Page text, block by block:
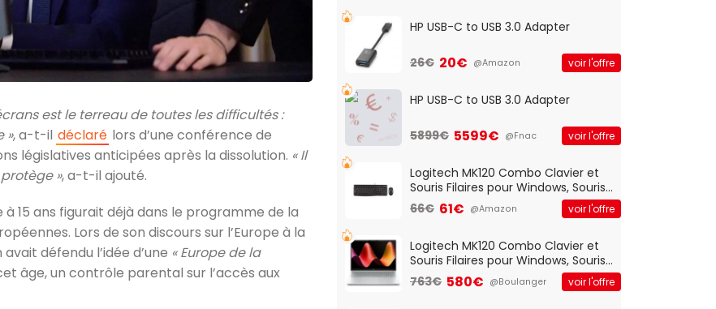
est le terreau de toutes les difficultés :
», a-t-il déclaré lors d’une conférence de
législatives anticipées après la dissolution. « Il
», a-t-il ajouté.
15 ans figurait déjà dans le programme de la
Lors de son discours sur l’Europe à la
défendu l’idée d’une « Europe de la
âge, un contrôle parental sur l’accès aux
HP USB-C to USB 3.0 Adapter
26€ 20€ @Amazon voir l'offre
HP USB-C to USB 3.0 Adapter
5899€ 5599€ @Fnac voir l'offre
Logitech MK120 Combo Clavier et
Souris Filaires pour Windows, Souris
Optique Filaire, Connexion USB Plug
And Play, Confortable, Taille
QWERTY UK - Noir
66€ 61€ @Amazon voir l'offre
Logitech MK120 Combo Clavier et
Souris Filaires pour Windows, Souris
Optique Filaire, Connexion USB Plug
And Play, Confortable, Taille
763€ 580€ @Boulanger voir l'offre